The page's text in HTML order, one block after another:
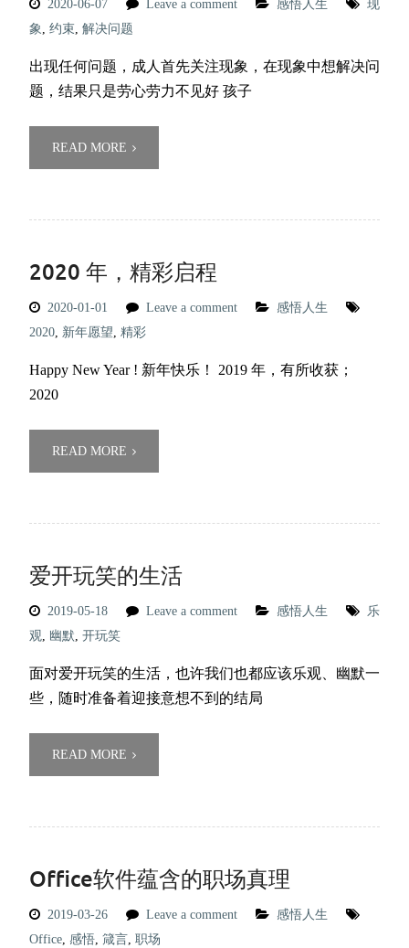
2020-06-07 Leave a comment 感悟人生
现
象, 约束, 解决问题
出现任何问题，成人首先关注现象，在现象中想解决问
题，结果只是劳心劳力不见好 孩子
READ MORE
2020 年，精彩启程
2020-01-01 Leave a comment
感悟人生
2020, 新年愿望, 精彩
Happy New Year ! 新年快乐！ 2019 年，有所收获；
2020
READ MORE
爱开玩笑的生活
2019-05-18 Leave a comment 感悟人生
乐
观, 幽默, 开玩笑
面对爱开玩笑的生活，也许我们也都应该乐观、幽默一
些，随时准备着迎接意想不到的结局
READ MORE
Office软件蕴含的职场真理
2019-03-26 Leave a comment
感悟人生
Office, 感悟, 箴言, 职场